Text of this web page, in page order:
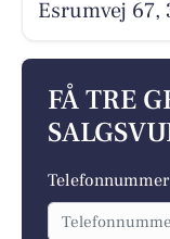
Esrumvej 67,
FÅ TRE